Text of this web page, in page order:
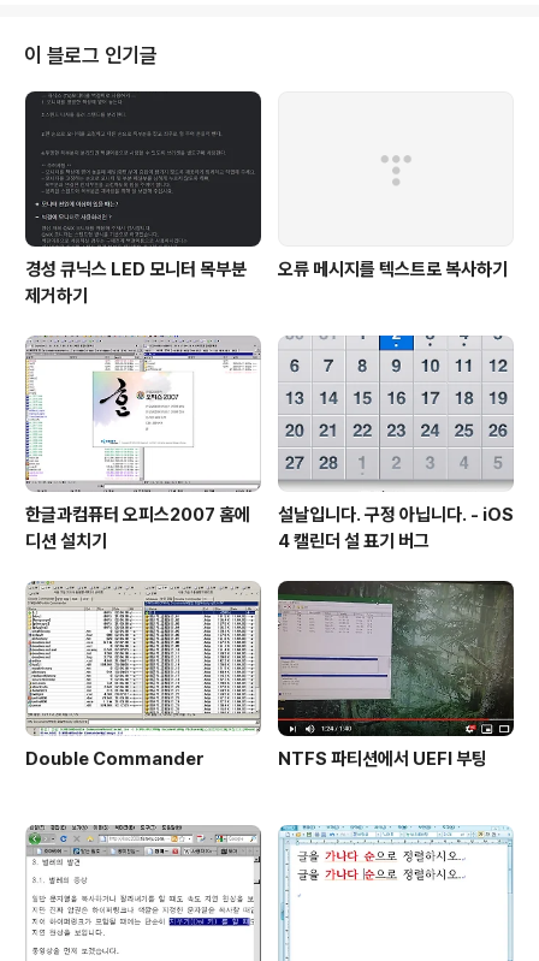
불러온 모습 언뜻 보면 ᄒᆞᆫ글2010은 HTML을 잘 불러왔
다고 여겨집니다. 하지만 인터넷 익스플로러에서 불러온
모습과는 많이 다릅니다. 그래서 혹시나 하는 마음에 스타
일을 불렀습니다. 그림 4 깡그리 무시된 문단 관련 태그 H
이 블로그 인기글
경성 큐닉스 LED 모니터 목부분
제거하기
오류 메시지를 텍스트로 복사하기
한글과컴퓨터 오피스2007 홈에
디션 설치기
설날입니다. 구정 아닙니다. - iOS
4 캘린더 설 표기 버그
Double Commander NTFS 파티션에서 UEFI 부팅